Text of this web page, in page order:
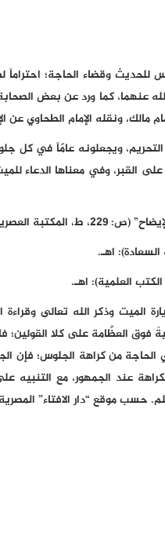
وقضاء الحاجة؛ احتراماً
عنهما، كما ورد عن بعض
ونقله الإمام الطحاوي عن
ويجعلونه عامّاً في كل
القبر، وفي معناها الدعاء
العصرية): اهـ.
الميت وذكر الله تعالى
فوق العظَّامة على كلا
من كراهة الجلوس؛ فإن
عند الجمهور، مع التنبيه
حسب موقع “دار الافتاء”